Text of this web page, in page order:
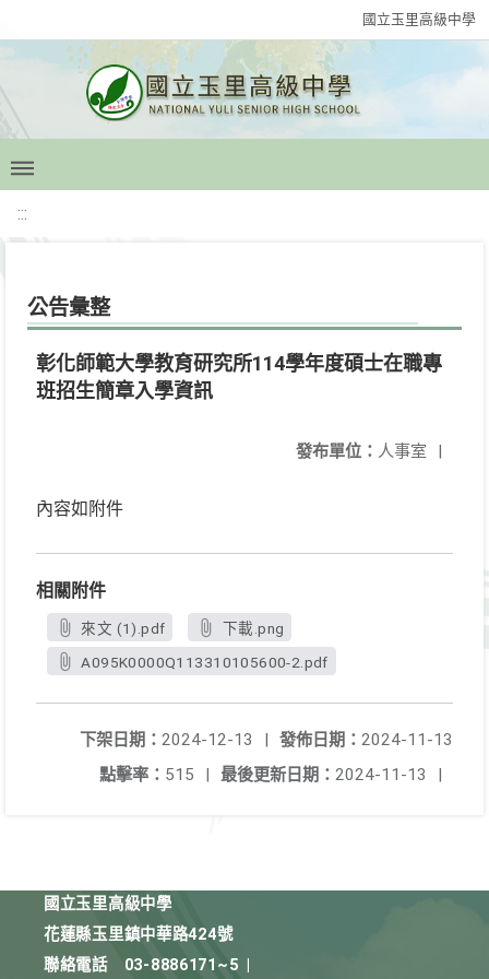
國立玉里高級中學
:::
公告彙整
彰化師範大學教育研究所114學年度碩士在職專
班招生簡章入學資訊
發布單位： 人事室 |
內容如附件
相關附件
來文 (1).pdf
下載.png
A095K0000Q113310105600-2.pdf
發佈日期： 2024-11-13
下架日期： 2024-12-13
|
最後更新日期： 2024-11-13 |
點擊率： 515 |
國立玉里高級中學
花蓮縣玉里鎮中華路424號
聯絡電話
03-8886171~5